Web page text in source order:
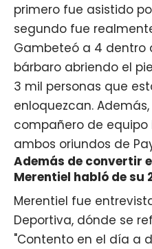
primero fue asistido
segundo fue
Gambeteó a 4 dentro
bárbaro abriendo el
3 mil personas que
enloquezcan.
compañero de equipo
ambos oriundos de
Además de convertir
Merentiel habló de su
Merentiel fue
Deportiva, dónde se
"Contento en el día a